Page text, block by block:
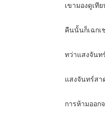
เขามองดูเที
คืนนั้นก็เฉก
ทว่าแสงจัน
แสงจันทร์สา
การห้ามออก